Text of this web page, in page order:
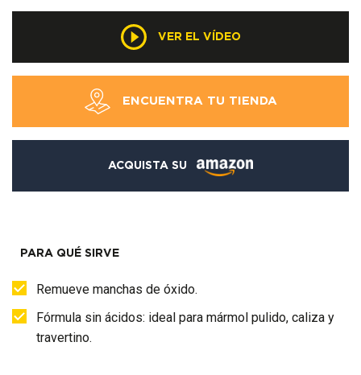
VER EL VÍDEO
ENCUENTRA TU TIENDA
ACQUISTA SU
PARA QUÉ SIRVE
Remueve manchas de óxido.
Fórmula sin ácidos: ideal para mármol pulido, caliza y
travertino.